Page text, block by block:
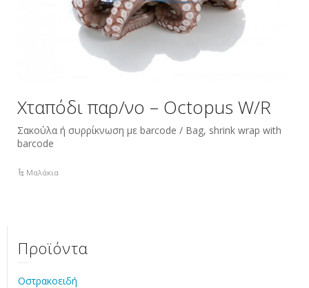
Χταπόδι παρ/νο – Octopus W/R
Σακούλα ή συρρίκνωση με barcode / Bag, shrink wrap with
barcode
Μαλάκια
Προϊόντα
Οστρακοειδή